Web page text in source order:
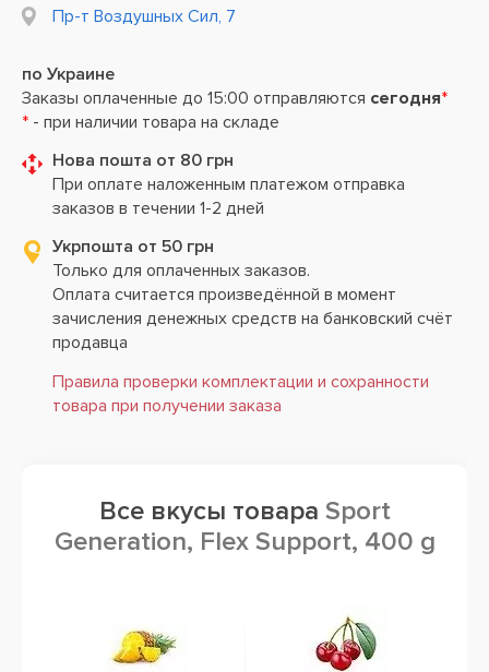
Пр-т Воздушных Сил, 7
по Украине
Заказы оплаченные до 15:00 отправляются сегодня*
* - при наличии товара на складе
Нова пошта от 80 грн
При оплате наложенным платежом отправка
заказов в течении 1-2 дней
Укрпошта от 50 грн
Только для оплаченных заказов.
Оплата считается произведённой в момент
зачисления денежных средств на банковский счёт
продавца
Правила проверки комплектации и сохранности
товара при получении заказа
Все вкусы товара Sport
Generation, Flex Support, 400 g